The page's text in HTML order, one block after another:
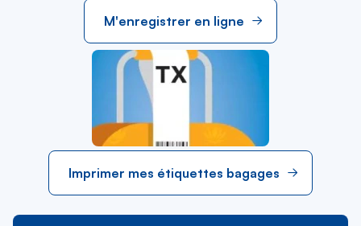
M'enregistrer en ligne
Imprimer mes étiquettes bagages